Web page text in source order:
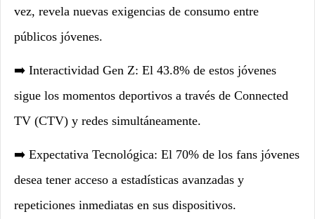
vez, revela nuevas exigencias de consumo entre
públicos jóvenes.
➡️ Interactividad Gen Z: El 43.8% de estos jóvenes
sigue los momentos deportivos a través de Connected
TV (CTV) y redes simultáneamente.
➡️ Expectativa Tecnológica: El 70% de los fans jóvenes
desea tener acceso a estadísticas avanzadas y
repeticiones inmediatas en sus dispositivos.